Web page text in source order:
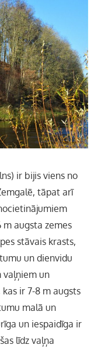
ir bijis viens no
tāpat arī
m augsta zemes
stāvais krasts,
un dienvidu
vaļņiem un
ir 7-8 m augsts
malā un
un iespaidīga ir
līdz vaļņa